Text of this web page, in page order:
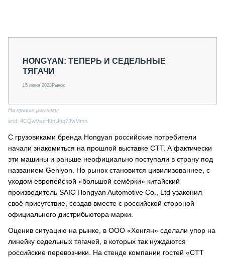
HONGYAN: ТЕПЕРЬ И СЕДЕЛЬНЫЕ
ТЯГАЧИ
15 июня 2023Рынок
На правах рекламы
erid: 4CQwVszH9pUhq7JwMmn
С грузовиками бренда Hongyan российские потребители
начали знакомиться на прошлой выставке СТТ. А фактически
эти машины и раньше неофициально поступали в страну под
названием Genlyon. Но рынок становится цивилизованнее, с
уходом европейской «большой семёрки» китайский
производитель SAIC Hongyan Automotive Co., Ltd узаконил
своё присутствие, создав вместе с российской стороной
официального дистрибьютора марки.
Оценив ситуацию на рынке, в ООО «Хонгян» сделали упор на
линейку седельных тягачей, в которых так нуждаются
российские перевозчики. На стенде компании гостей «СТТ